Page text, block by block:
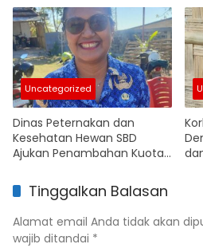
Renovasi
Uncategorized
Dinas Peternakan dan
Kesehatan Hewan SBD
Ajukan Penambahan Kuota
Tinggalkan Balasan
Alamat email Anda tidak akan
wajib ditandai *